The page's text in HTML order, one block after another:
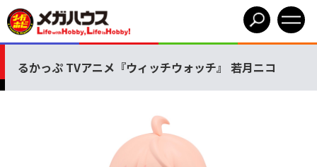
るかっぷ TVアニメ『ウィッチウォッチ』 若月ニコ